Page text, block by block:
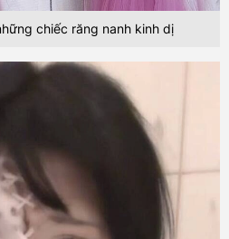
chiếc răng nanh kinh dị